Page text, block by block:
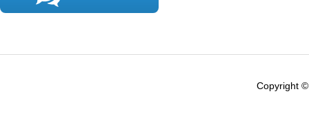
Copyright